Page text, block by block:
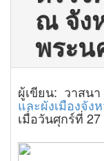
ณ จัง
พระน
ผู้เขียน: วาสน
และผังเมืองจัง
เมื่อวันศุกร์ที่